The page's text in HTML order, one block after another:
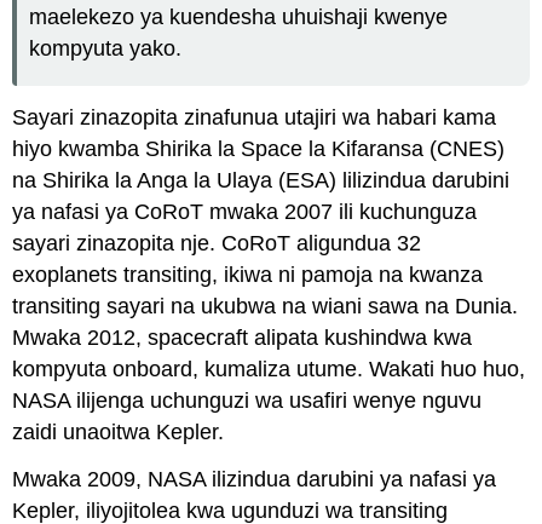
maelekezo ya kuendesha uhuishaji kwenye
kompyuta yako.
Sayari zinazopita zinafunua utajiri wa habari kama
hiyo kwamba Shirika la Space la Kifaransa (CNES)
na Shirika la Anga la Ulaya (ESA) lilizindua darubini
ya nafasi ya CoRoT mwaka 2007 ili kuchunguza
sayari zinazopita nje. CoRoT aligundua 32
exoplanets transiting, ikiwa ni pamoja na kwanza
transiting sayari na ukubwa na wiani sawa na Dunia.
Mwaka 2012, spacecraft alipata kushindwa kwa
kompyuta onboard, kumaliza utume. Wakati huo huo,
NASA ilijenga uchunguzi wa usafiri wenye nguvu
zaidi unaoitwa Kepler.
Mwaka 2009, NASA ilizindua darubini ya nafasi ya
Kepler, iliyojitolea kwa ugunduzi wa transiting